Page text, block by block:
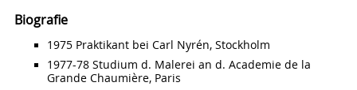
Biografie
1975 Praktikant bei Carl Nyrén, Stockholm
1977-78 Studium d. Malerei an d. Academie de la
Grande Chaumière, Paris